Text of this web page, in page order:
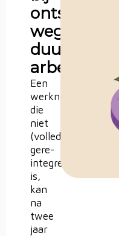
ontslag
wegens
duurzame
Een
werknemer
die
niet
(volledig)
gere-
integreerd
is,
kan
na
twee
jaar